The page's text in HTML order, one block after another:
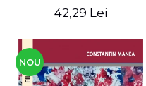
42,29 Lei
NOU